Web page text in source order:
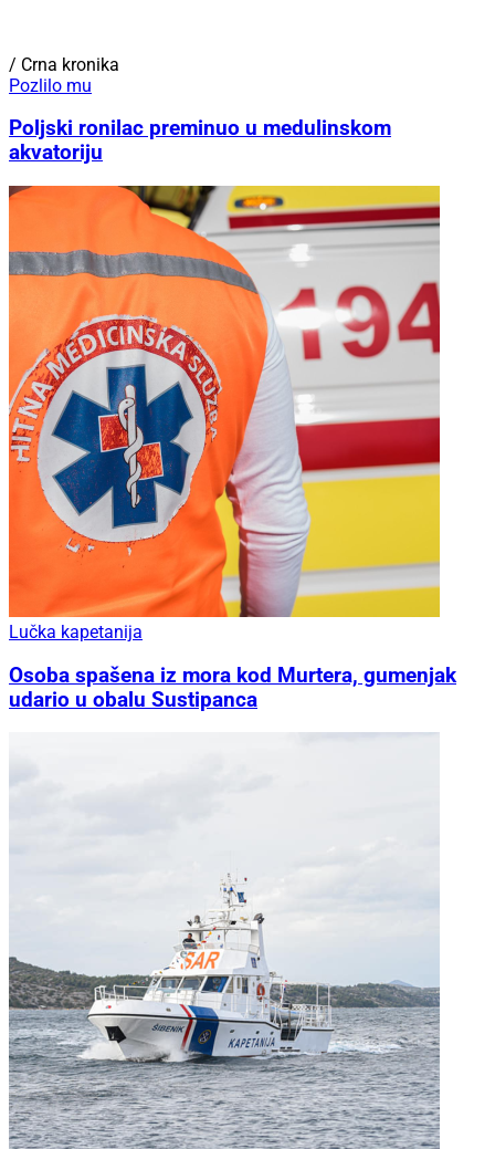
/ Crna kronika
Pozlilo mu
Poljski ronilac preminuo u medulinskom
akvatoriju
Lučka kapetanija
Osoba spašena iz mora kod Murtera, gumenjak
udario u obalu Sustipanca